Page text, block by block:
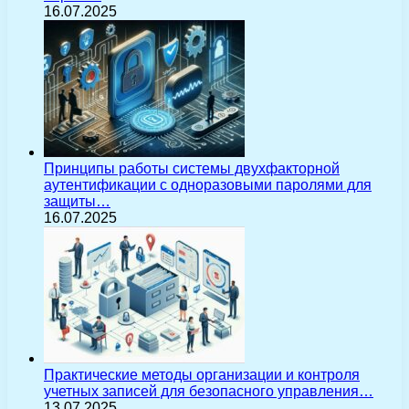
16.07.2025
Принципы работы системы двухфакторной
аутентификации с одноразовыми паролями для
защиты…
16.07.2025
Практические методы организации и контроля
учетных записей для безопасного управления…